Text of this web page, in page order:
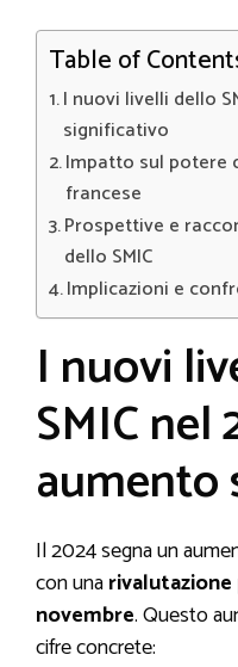
Table of
I nuovi livelli dello
significativo
Impatto sul potere
francese
Prospettive e
dello SMIC
Implicazioni e
I nuovi
SMIC nel
Il 2024 segna un
con unarivalutazione
novembre. Questo
cifre concrete: